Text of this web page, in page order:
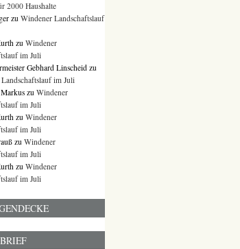
2000 Haushalte
zu Windener Landschaftslauf
zu Windener
im Juli
Gebhard Linscheidzu
im Juli
zu Windener
im Juli
zu Windener
im Juli
zu Windener
im Juli
zu Windener
im Juli